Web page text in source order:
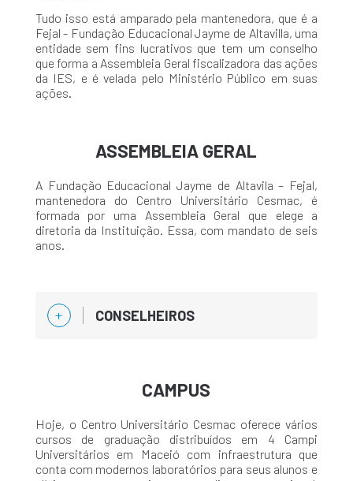
Tudo isso está amparado pela mantenedora, que é a
Fejal - Fundação Educacional Jayme de Altavilla, uma
entidade sem fins lucrativos que tem um conselho
que forma a Assembleia Geral fiscalizadora das ações
da IES, e é velada pelo Ministério Público em suas
ações.
ASSEMBLEIA GERAL
A Fundação Educacional Jayme de Altavila – Fejal,
mantenedora do Centro Universitário Cesmac, é
formada por uma Assembleia Geral que elege a
diretoria da Instituição. Essa, com mandato de seis
anos.
CONSELHEIROS
CAMPUS
Hoje, o Centro Universitário Cesmac oferece vários
cursos de graduação distribuídos em 4 Campi
Universitários em Maceió com infraestrutura que
conta com modernos laboratórios para seus alunos e